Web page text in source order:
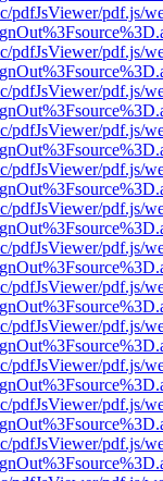
pdfJsViewer/pdf.js/
pdfJsViewer/pdf.js/
pdfJsViewer/pdf.js/
pdfJsViewer/pdf.js/
pdfJsViewer/pdf.js/
pdfJsViewer/pdf.js/
pdfJsViewer/pdf.js/
pdfJsViewer/pdf.js/
pdfJsViewer/pdf.js/
pdfJsViewer/pdf.js/
pdfJsViewer/pdf.js/
pdfJsViewer/pdf.js/